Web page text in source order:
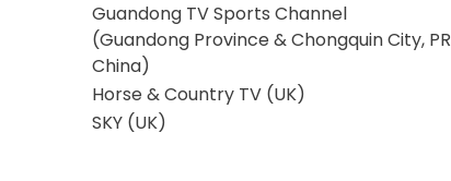
Guandong TV Sports Channel
(Guandong Province & Chongquin City, PR
China)
Horse & Country TV (UK)
SKY (UK)